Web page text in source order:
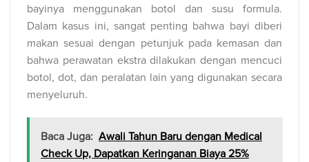
bayinya menggunakan botol dan susu formula.
Dalam kasus ini, sangat penting bahwa bayi diberi
makan sesuai dengan petunjuk pada kemasan dan
bahwa perawatan ekstra dilakukan dengan mencuci
botol, dot, dan peralatan lain yang digunakan secara
menyeluruh.
Baca Juga: Awali Tahun Baru dengan Medical
Check Up, Dapatkan Keringanan Biaya 25%